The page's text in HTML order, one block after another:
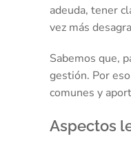
adeuda, tener
vez más
Sabemos que,
gestión. Por
comunes y
Aspectos